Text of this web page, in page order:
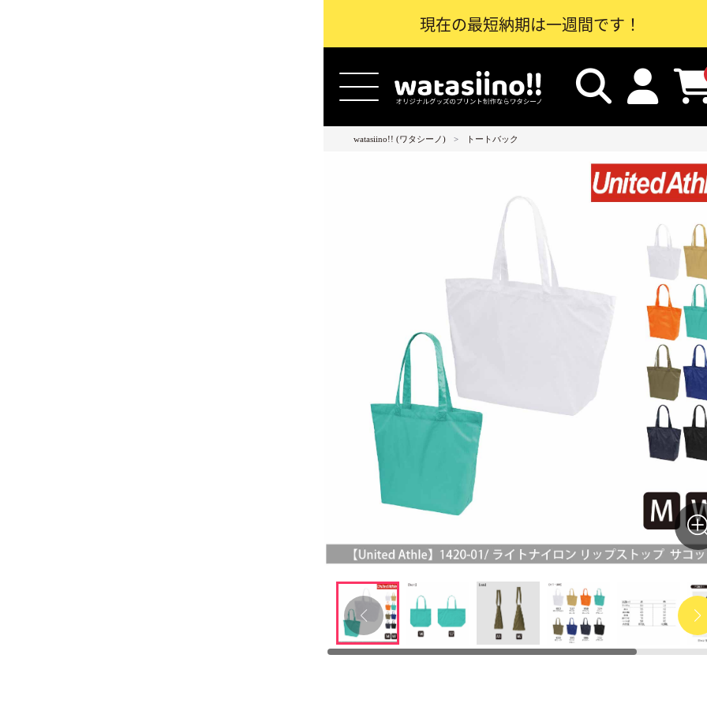
現在の最短納期は一週間です！
watasiino!! (ワタシーノ) トートバック